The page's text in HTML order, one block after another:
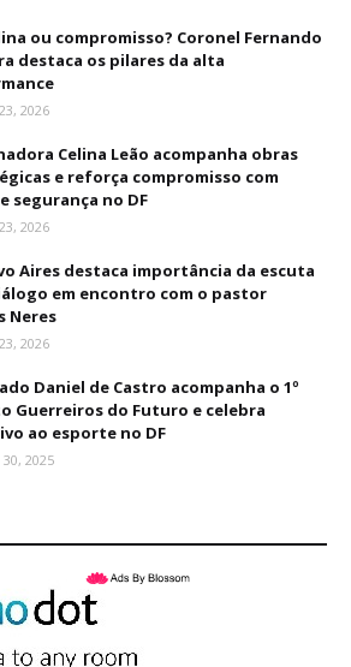
ou compromisso? Coronel Fernando
destaca os pilares da alta
2026
Celina Leão acompanha obras
e reforça compromisso com
segurança no DF
2026
Aires destaca importância da escuta
em encontro com o pastor
Neres
2026
Daniel de Castro acompanha o 1º
Guerreiros do Futuro e celebra
ao esporte no DF
2025